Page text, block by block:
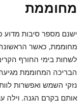
מחוממת
ישנם מספר סיבות מדוע
מחוממת, כאשר הראשונה
לשחות בימי החורף
הבריכה המחוממת מגיעה
נזקי השמש ואפשרות
אותם בקרם הגנה. וילה